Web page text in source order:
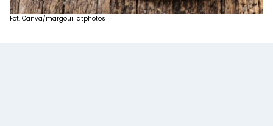
Fot. Canva/margouillatphotos